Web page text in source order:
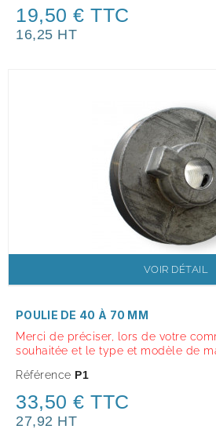
19,50 € TTC
16,25 HT
VOIR DÉTAIL
POULIE DE 40 À 70 MM
Merci de préciser, lors de votre
souhaitée et le type et modèle de
Référence P1
33,50 € TTC
27,92 HT